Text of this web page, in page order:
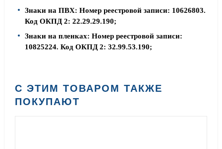
Знаки на ПВХ: Номер реестровой записи: 10626803.
Код ОКПД 2: 22.29.29.190;
Знаки на пленках: Номер реестровой записи:
10825224. Код ОКПД 2: 32.99.53.190;
С ЭТИМ ТОВАРОМ ТАКЖЕ
ПОКУПАЮТ